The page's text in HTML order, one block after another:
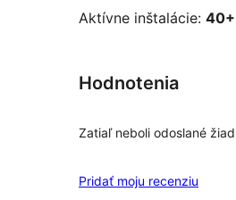
Aktívne inštalácie: 40+
Hodnotenia
Zatiaľ neboli odoslané
Pridať moju recenziu